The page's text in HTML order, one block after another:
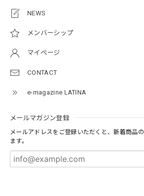
NEWS
メンバーシップ
マイページ
CONTACT
e-magazine LATINA
メールマガジン登録
メールアドレスをご登録いただくと、新着商品
ます。